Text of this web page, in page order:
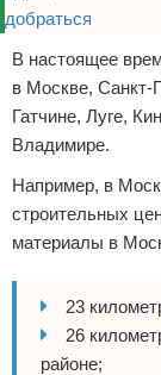
В настоящее
в Москве, Санкт-
Гатчине, Луге,
Владимире.
Например, в
строительных
материалы в
23
26
районе;